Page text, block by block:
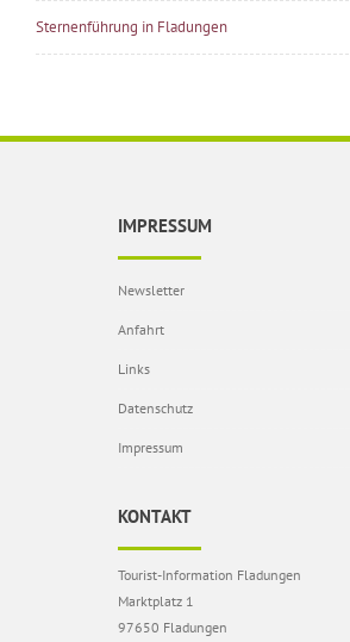
Sternenführung in Fladungen
IMPRESSUM
Newsletter
Anfahrt
Links
Datenschutz
Impressum
KONTAKT
Tourist-Information Fladungen
Marktplatz 1
97650 Fladungen